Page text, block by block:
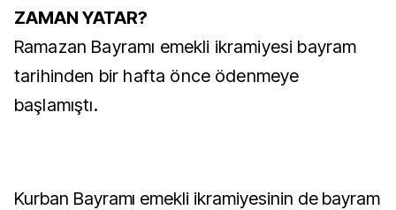
ZAMAN YATAR?
Ramazan Bayramı emekli ikramiyesi bayram
tarihinden bir hafta önce ödenmeye
başlamıştı.
Kurban Bayramı emekli ikramiyesinin de bayram